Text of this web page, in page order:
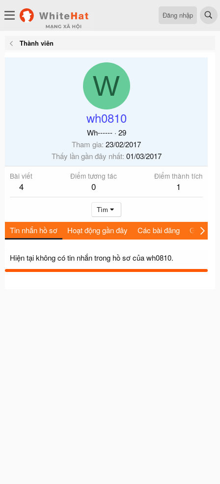
Đăng nhập
Thành viên
W
wh0810
Wh------ · 29
Tham gia 23/02/2017
Thấy lần gần đây nhất 01/03/2017
Bài viết
4
Điểm tương tác
0
Điểm thành tích
1
Tìm
Tin nhắn hồ sơ Hoạt động gần đây Các bài đăng Giới thiệu
Hiện tại không có tin nhắn trong hồ sơ của wh0810.